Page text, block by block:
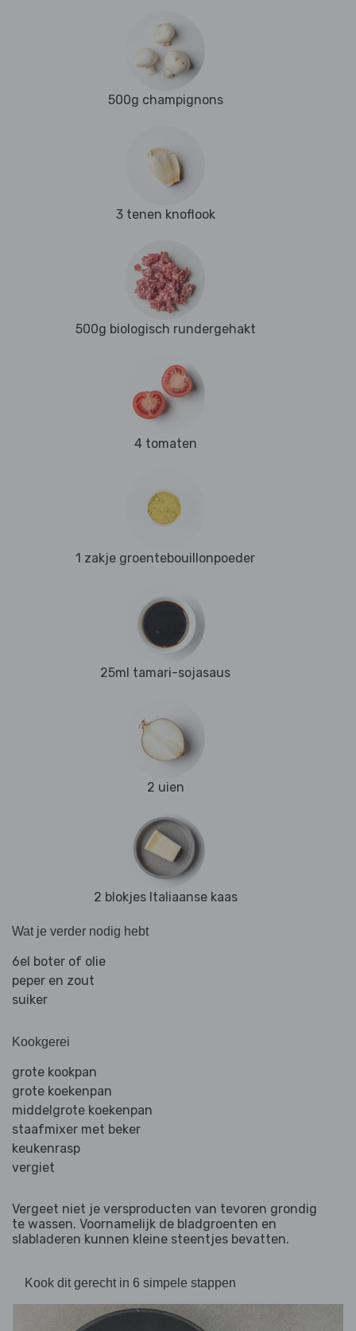
500g champignons
3 tenen knoflook
500g biologisch rundergehakt
4 tomaten
1 zakje groentebouillonpoeder
25ml tamari-sojasaus
2 uien
2 blokjes Italiaanse kaas
Wat je verder nodig hebt
6el boter of olie
peper en zout
suiker
Kookgerei
grote kookpan
grote koekenpan
middelgrote koekenpan
staafmixer met beker
keukenrasp
vergiet
Vergeet niet je versproducten van tevoren grondig
te wassen. Voornamelijk de bladgroenten en
slabladeren kunnen kleine steentjes bevatten.
Kook dit gerecht in 6 simpele stappen